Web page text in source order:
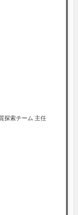
探索チーム 主任